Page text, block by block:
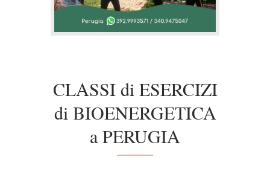
CLASSI di ESERCIZI
di BIOENERGETICA
a PERUGIA